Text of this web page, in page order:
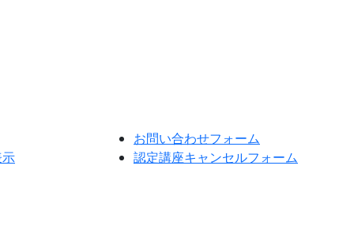
お問い合わせフォーム
認定講座キャンセルフォーム